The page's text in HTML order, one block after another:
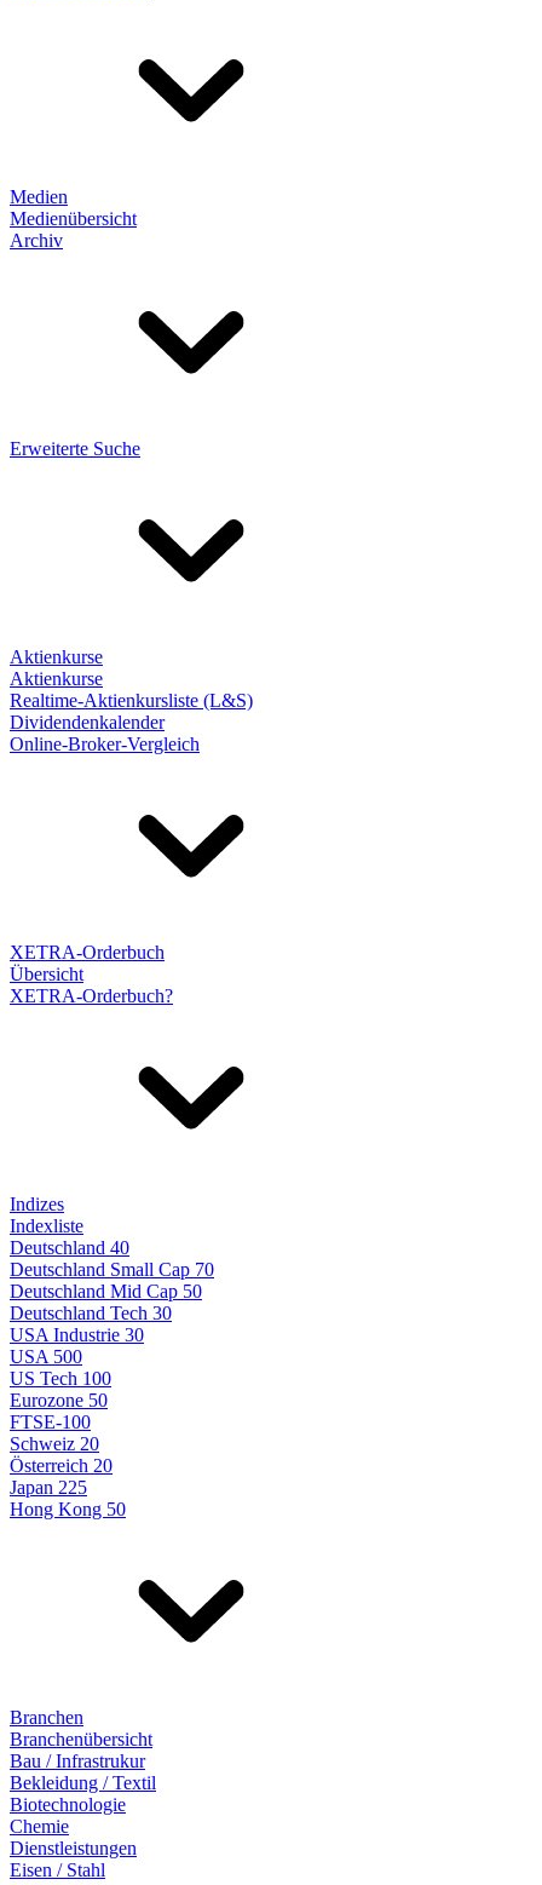
Medien
Medienübersicht
Archiv
Erweiterte Suche
Aktienkurse
Aktienkurse
Realtime-Aktienkursliste (L&S)
Dividendenkalender
Online-Broker-Vergleich
XETRA-Orderbuch
Übersicht
XETRA-Orderbuch?
Indizes
Indexliste
Deutschland 40
Deutschland Small Cap 70
Deutschland Mid Cap 50
Deutschland Tech 30
USA Industrie 30
USA 500
US Tech 100
Eurozone 50
FTSE-100
Schweiz 20
Österreich 20
Japan 225
Hong Kong 50
Branchen
Branchenübersicht
Bau / Infrastrukur
Bekleidung / Textil
Biotechnologie
Chemie
Dienstleistungen
Eisen / Stahl